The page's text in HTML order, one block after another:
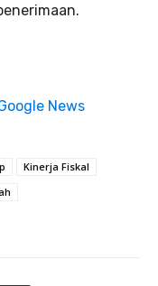
News
Kinerja Fiskal